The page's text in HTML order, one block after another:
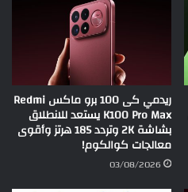
ريدمي كى 100 برو ماكس Redmi
K100 Pro Max يستعد للانطلاق
بشاشة 2K وتردد 185 هرتز وأقوى
معالجات كوالكوم!
03/08/2026